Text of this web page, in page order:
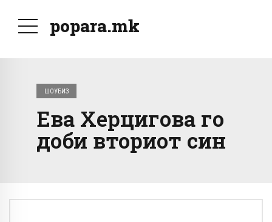
popara.mk
ШОУБИЗ
Ева Херцигова го
доби вториот син